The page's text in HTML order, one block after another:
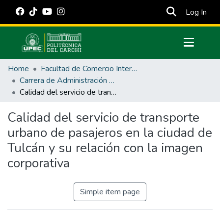
Log In
Communities & Collections
All of DSpace
Statistics
Estadísticas Externas
Manuales
Home
Facultad de Comercio Internacional, Integración, Administración y Economía Empresarial
Carrera de Administración de Empresas y Marketing
Calidad del servicio de transporte urbano de pasajeros en la ciudad de Tulcán y su relación con la imagen corporativa
Calidad del servicio de transporte
urbano de pasajeros en la ciudad de
Tulcán y su relación con la imagen
corporativa
Simple item page